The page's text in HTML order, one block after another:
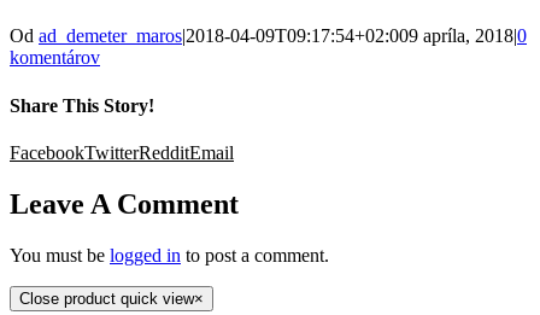
Od ad_demeter_maros|2018-04-09T09:17:54+02:009 apríla, 2018|0
komentárov
Share This Story!
FacebookTwitterRedditEmail
Leave A Comment
You must be logged in to post a comment.
Close product quick view×